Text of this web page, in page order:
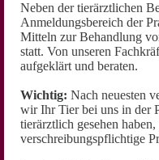
Neben der tierärztlichen
Anmeldungsbereich der
Mitteln zur Behandlung
statt. Von unseren
aufgeklärt und beraten.
Wichtig: Nach neuesten
wir Ihr Tier bei uns in der
tierärztlich gesehen haben,
verschreibungspflichtige